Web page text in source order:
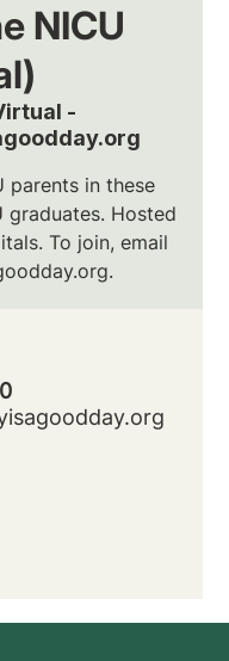
NICU
-
parents in these
graduates. Hosted
To join, email